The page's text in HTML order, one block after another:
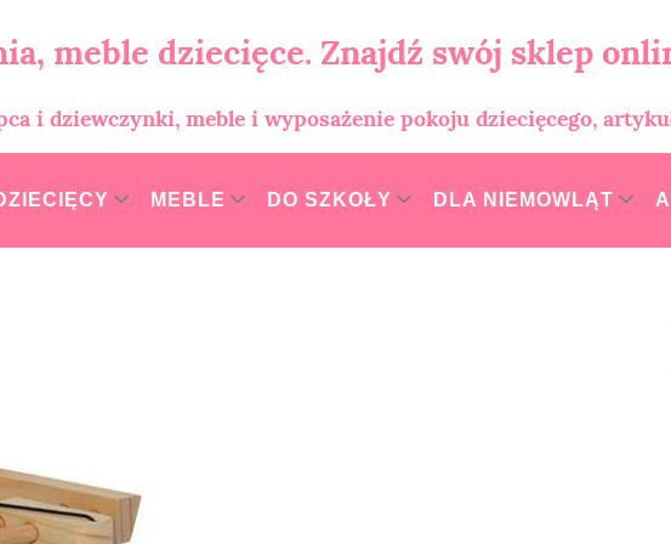
meble dziecięce. Znajdź swój sklep
i dziewczynki, meble i wyposażenie pokoju dziecięcego,
MEBLE DO SZKOŁY DLA NIEMOWLĄT